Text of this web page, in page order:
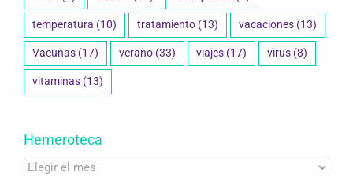
temperatura (10) tratamiento (13) vacaciones (13)
Vacunas (17) verano (33) viajes (17) virus (8)
vitaminas (13)
Hemeroteca
Hemeroteca